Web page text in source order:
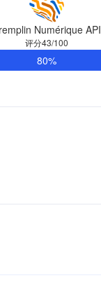
Numérique API
评分43/100
80%